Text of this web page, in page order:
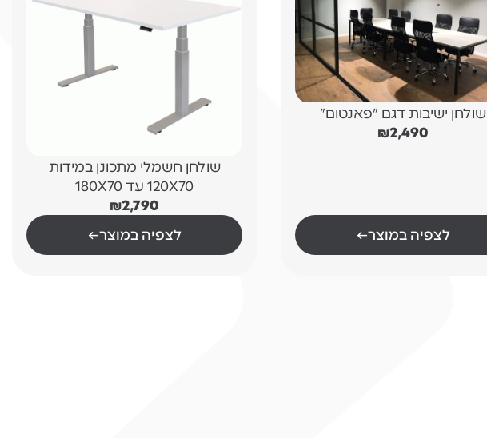
שולחן ישיבות דגם "פאנטום"
₪2,490
←לצפיה במוצר
שולחן חשמלי מתכונן במידות
120X70 עד 180X70
₪2,790
←לצפיה במוצר